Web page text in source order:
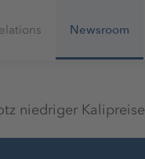
Newsroom
niedriger Kalipreise